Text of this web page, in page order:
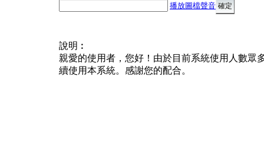
播放圖檔聲音
說明︰
親愛的使用者，您好！由於目前系統使用人數眾
續使用本系統。感謝您的配合。